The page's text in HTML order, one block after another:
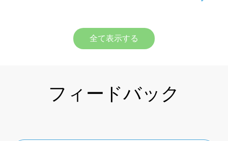
全て表示する
フィードバック